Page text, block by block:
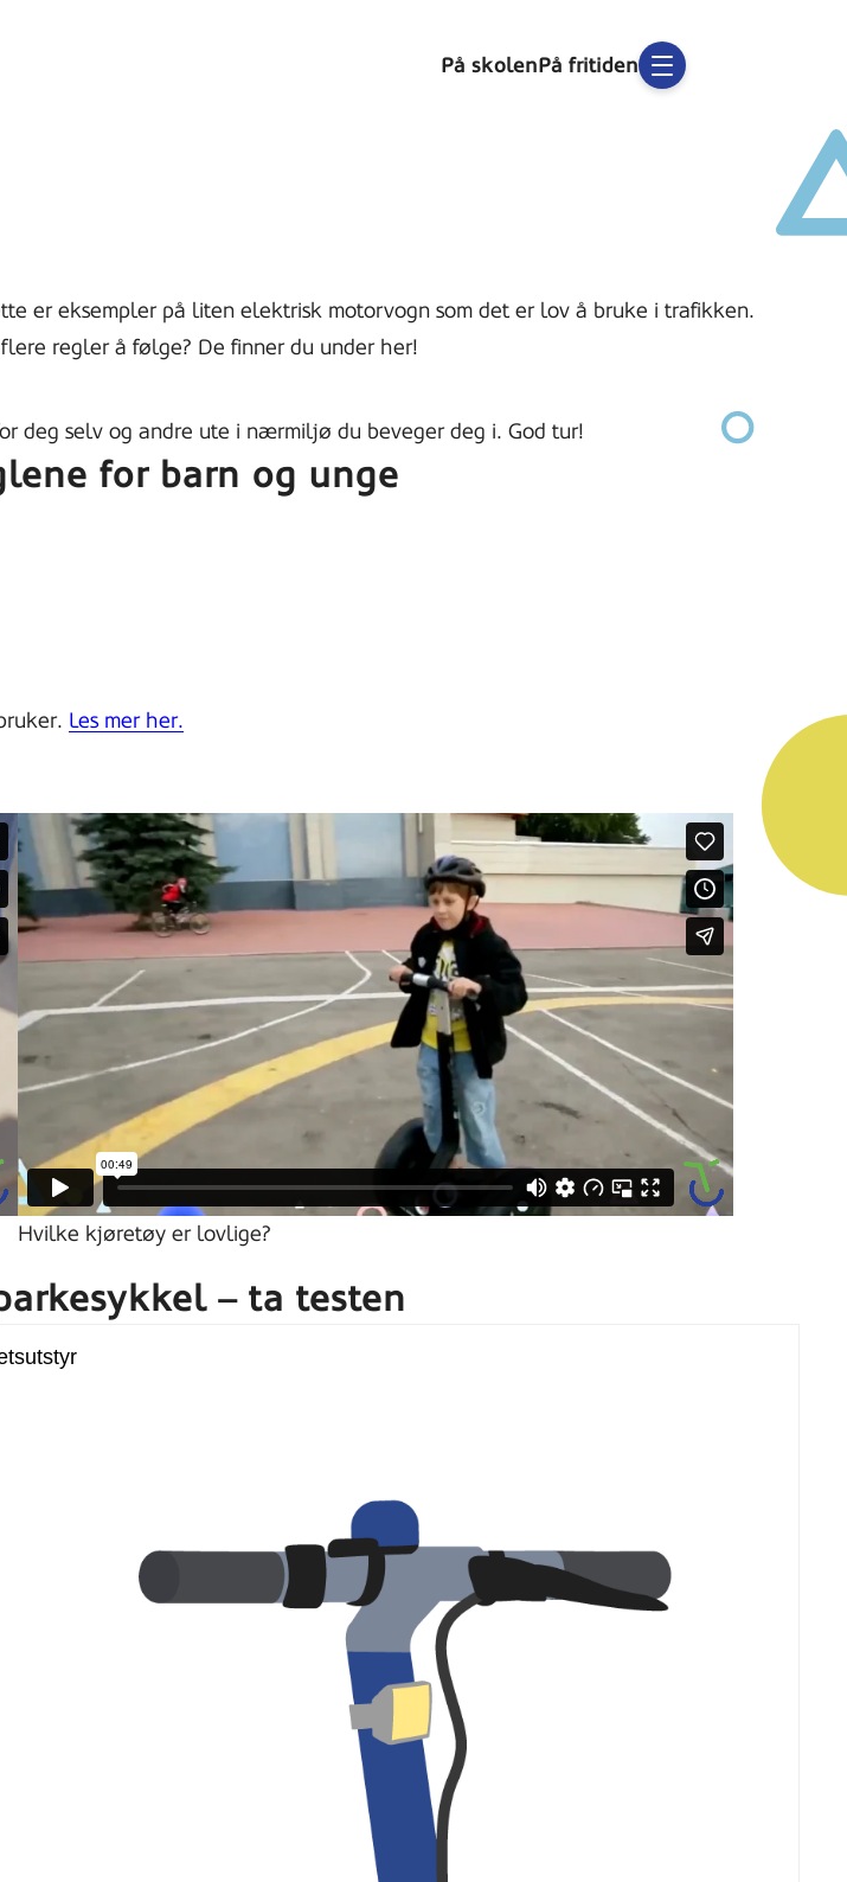
På skolenPå fritiden
er eksempler på liten elektrisk motorvogn som det er lov å bruke i trafikken.
regler å følge? De finner du under her!
deg selv og andre ute i nærmiljø du beveger deg i. God tur!
for barn og unge
Les mer her.
Hvilke kjøretøy er lovlige?
– ta testen